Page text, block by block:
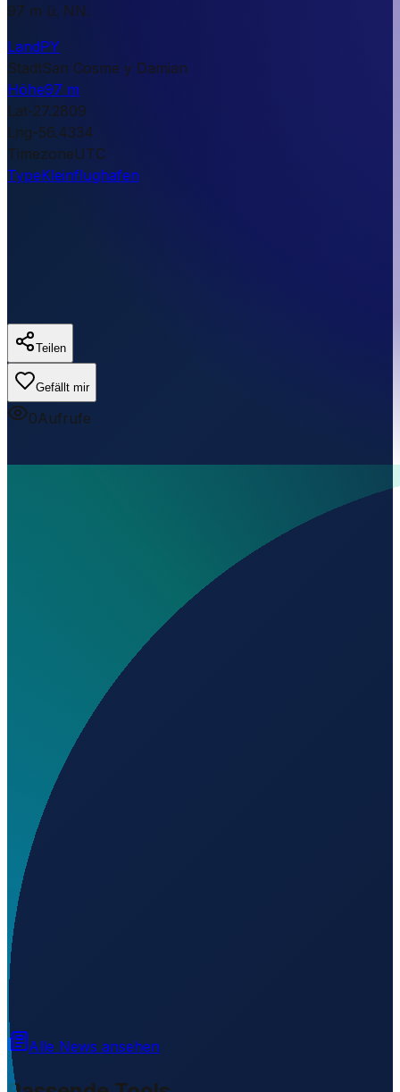
97 m ü. NN.
LandPY
StadtSan Cosme y Damian
Höhe97 m
Lat-27.2809
Lng-56.4334
TimezoneUTC
TypeKleinflughafen
Teilen
Gefällt mir
0Aufrufe
Wird geladen...
Alle News ansehen